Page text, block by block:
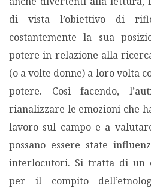
di vista l’obiettivo di
costantemente la sua
potere in relazione alla
(o a volte donne) a loro volta
potere. Così facendo,
rianalizzare le emozioni che
lavoro sul campo e a
possano essere state
interlocutori. Si tratta di un
per il compito